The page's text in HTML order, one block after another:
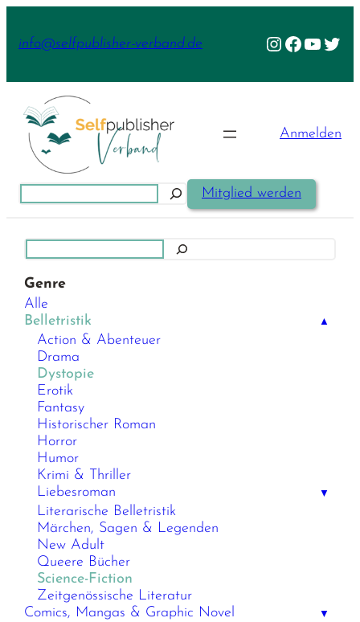
Inhalt
info@selfpublisher-verband.de Instagram
Facebook
Anmelden
Mitglied werden
Genre
Alle
Belletristik
▲
Action & Abenteuer
Drama
Dystopie
Erotik
Fantasy
Historischer Roman
Horror
Humor
Krimi & Thriller
Liebesroman
▼
Literarische Belletristik
Märchen, Sagen & Legenden
New Adult
Queere Bücher
Science-Fiction
Zeitgenössische Literatur
Comics, Mangas & Graphic Novel
▼